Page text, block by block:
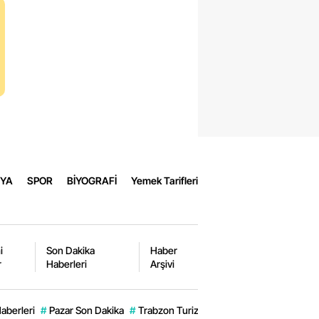
SPOR BİYOGRAFİ Yemek Tarifleri
Son Dakika
Haberleri
Haber
Arşivi
# Pazar Son Dakika # Trabzon Turizmi